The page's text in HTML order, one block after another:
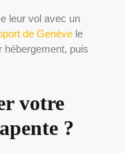
leur vol avec un
de Genève le
hébergement, puis
votre
?